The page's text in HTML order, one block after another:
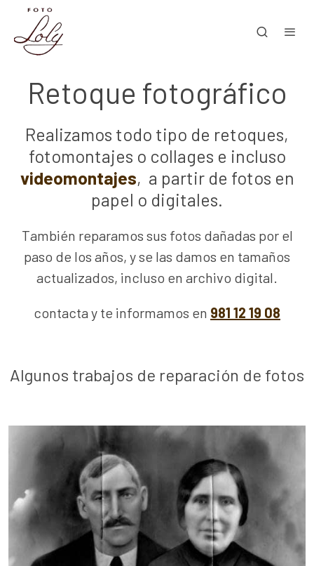
Retoque fotográfico
Realizamos todo tipo de retoques,
fotomontajes o collages e incluso
videomontajes, a partir de fotos en
papel o digitales.
También reparamos sus fotos dañadas por el
paso de los años, y se las damos en tamaños
actualizados, incluso en archivo digital.
contacta y te informamos en 981 12 19 08
Algunos trabajos de reparación de fotos